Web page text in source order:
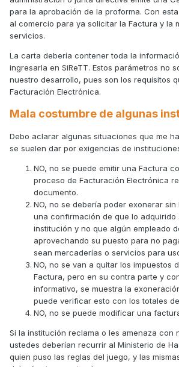
para la aprobación de la proforma. Con
al comercio para ya solicitar la Factura y la
servicios.
La carta debería contener toda la
ingresarla en SiReTT. Estos parámetros no
nuestro desarrollo, pues son los requisitos
Facturación Electrónica.
Mala costumbre de algunas
Debo aclarar algunas situaciones que me
se suelen dar por exigencias de
NO, no se puede emitir una Factura
proceso de Facturación Electrónica
documento.
NO, no se debería poder exonerar
una confirmación de que lo adquirido
institución y no que algún empleado
aprovechando su puesto para no
sean mercaderías o servicios para
NO, no se van a quitar los impuestos
Factura, pero en su contra parte y
informativo, se muestra la
puede verificar esto con los totales
NO, no se puede modificar una
Si la institución reclama o les amenaza con
ustedes deberían recurrir al Ministerio de
quien puso las reglas del juego, y las